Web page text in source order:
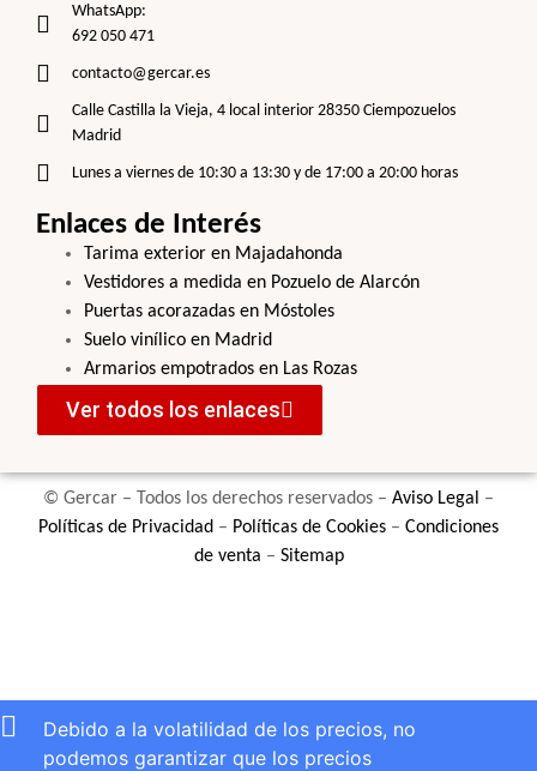
WhatsApp:
692 050 471
contacto@gercar.es
Calle Castilla la Vieja, 4 local interior 28350 Ciempozuelos
Madrid
Lunes a viernes de 10:30 a 13:30 y de 17:00 a 20:00 horas
Enlaces de Interés
Tarima exterior en Majadahonda
Vestidores a medida en Pozuelo de Alarcón
Puertas acorazadas en Móstoles
Suelo vinílico en Madrid
Armarios empotrados en Las Rozas
Ver todos los enlaces
© Gercar – Todos los derechos reservados – Aviso Legal
–
Políticas de Privacidad – Políticas de Cookies – Condiciones
de venta – Sitemap
Debido a la volatilidad de los precios, no
podemos garantizar que los precios